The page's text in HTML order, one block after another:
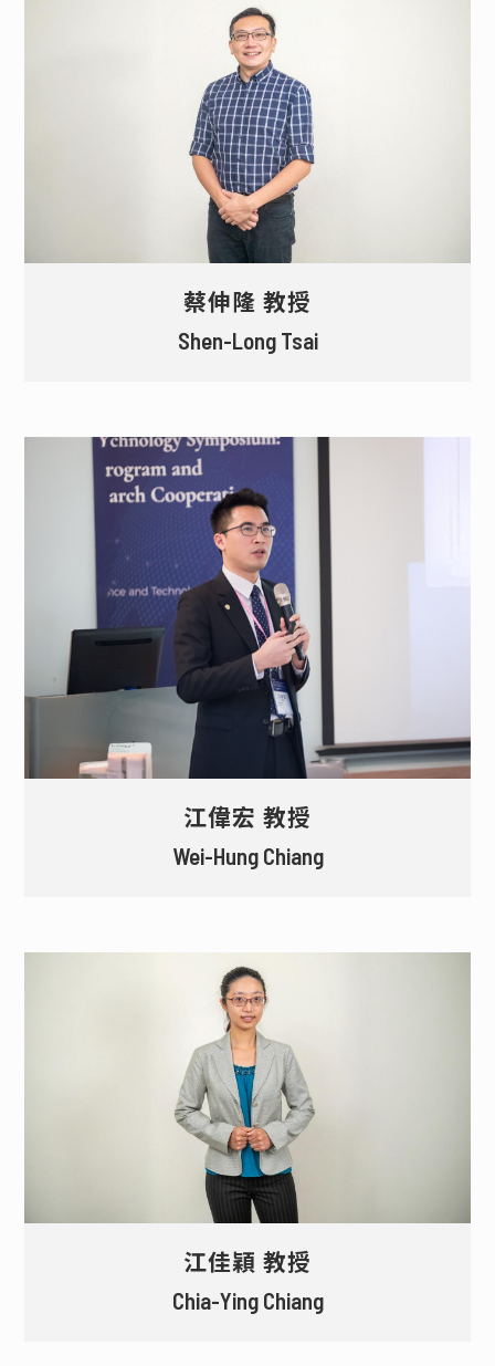
蔡伸隆 教授
Shen-Long Tsai
江偉宏 教授
Wei-Hung Chiang
江佳穎 教授
Chia-Ying Chiang